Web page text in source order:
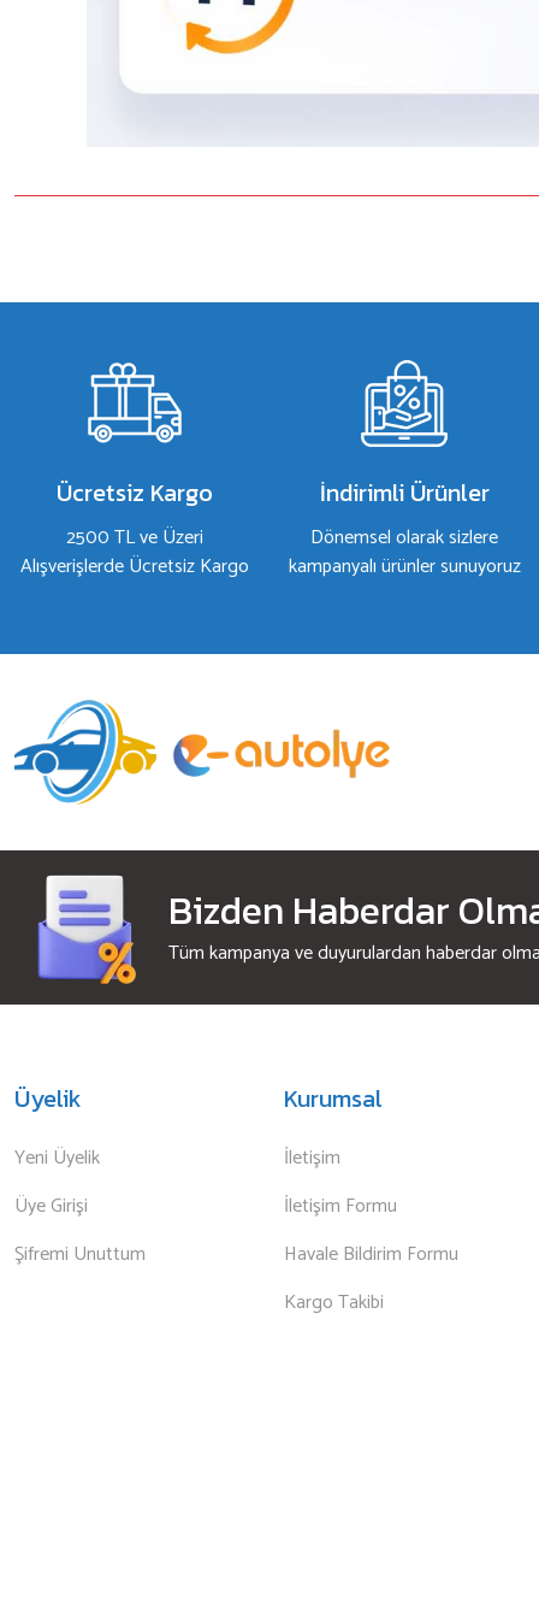
Ürün açıklamasında eksik bilgiler bulunuyor.
Ürün bilgilerinde hatalar bulunuyor.
Ürün fiyatı diğer sitelerden daha pahalı.
Bu ürüne benzer farklı alternatifler olmalı.
Ücretsiz Kargo
2500 TL ve Üzeri
Alışverişlerde Ücretsiz Kargo
İndirimli Ürünler
Dönemsel olarak sizlere
kampanyalı ürünler sunuyoruz
Bizden Haberdar
Tüm kampanya ve duyurulardan haberdar
Üyelik
Yeni Üyelik
Üye Girişi
Şifremi Unuttum
Kurumsal
İletişim
İletişim Formu
Havale Bildirim Formu
Kargo Takibi